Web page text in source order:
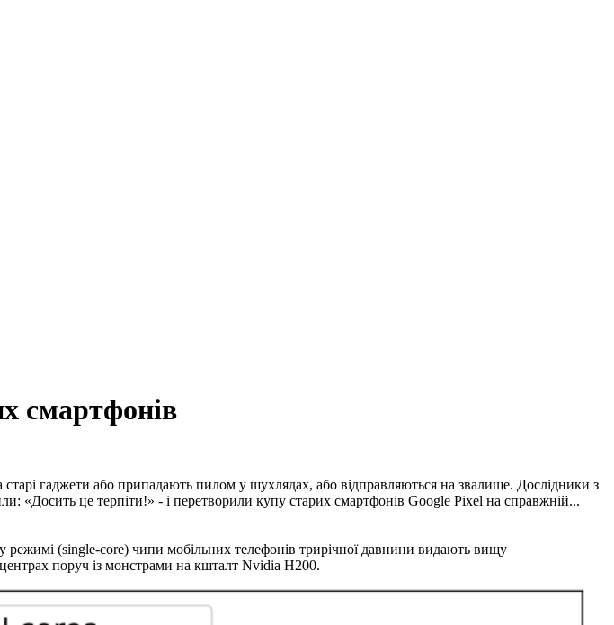
смартфонів
гаджети або припадають пилом у шухлядах, або відправляються на звалище. Дослідники з
«Досить це терпіти!» - і перетворили купу старих смартфонів Google Pixel на справжній...
(single-core) чипи мобільних телефонів трирічної давнини видають вищу
поруч із монстрами на кшталт Nvidia H200.